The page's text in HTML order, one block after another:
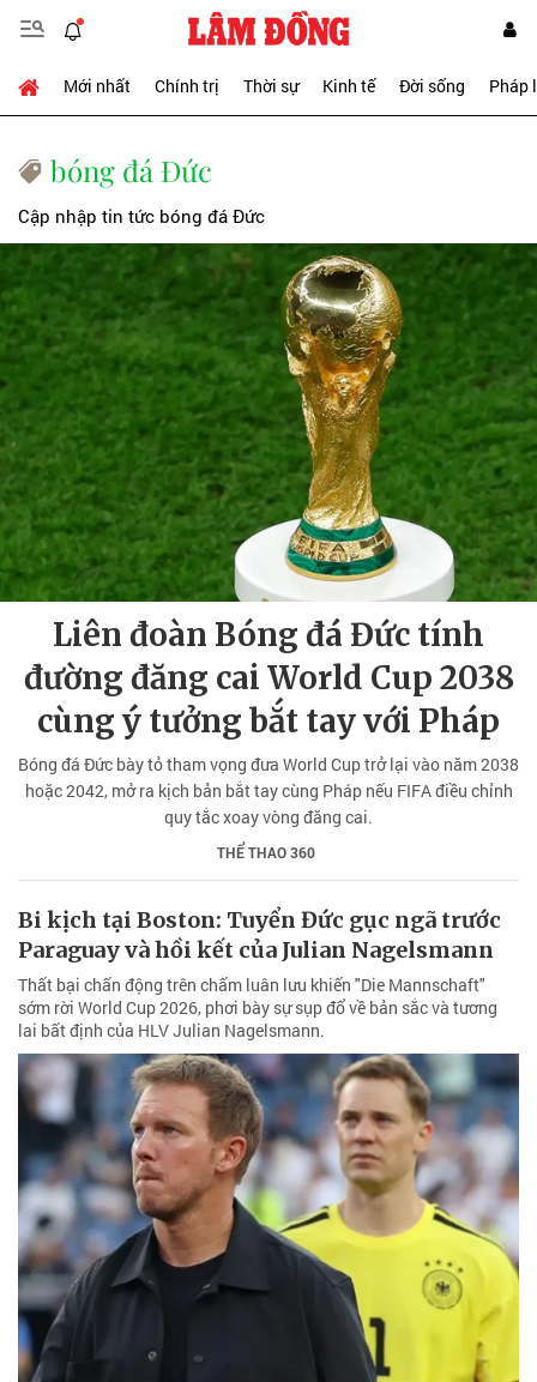
Mới nhất Chính trị Thời sự Kinh tế Đời sống Pháp
bóng đá Đức
Cập nhập tin tức bóng đá Đức
Liên đoàn Bóng đá Đức tính
đường đăng cai World Cup 2038
cùng ý tưởng bắt tay với Pháp
Bóng đá Đức bày tỏ tham vọng đưa World Cup trở lại vào năm 2038
hoặc 2042, mở ra kịch bản bắt tay cùng Pháp nếu FIFA điều chỉnh
quy tắc xoay vòng đăng cai.
THỂ THAO 360
Bi kịch tại Boston: Tuyển Đức gục ngã trước
Paraguay và hồi kết của Julian Nagelsmann
Thất bại chấn động trên chấm luân lưu khiến "Die Mannschaft"
sớm rời World Cup 2026, phơi bày sự sụp đổ về bản sắc và tương
lai bất định của HLV Julian Nagelsmann.